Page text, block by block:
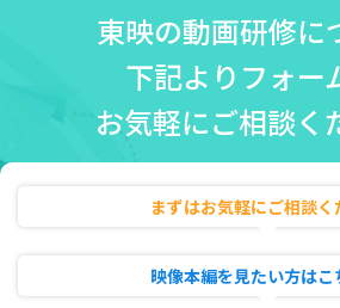
東映の動画研修に
下記よりフォー
お気軽にご相談く
まずはお気軽にご相談く
映像本編を見たい方はこ